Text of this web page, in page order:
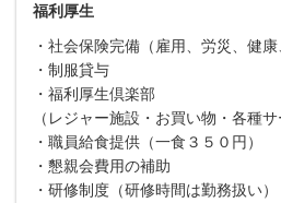
福利厚生
・社会保険完備（雇用、労災、健康
・制服貸与
・福利厚生倶楽部
（レジャー施設・お買い物・各種
・職員給食提供（一食３５０円）
・懇親会費用の補助
・研修制度（研修時間は勤務扱い）